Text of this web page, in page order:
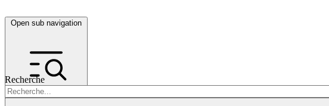
Open sub navigation
Recherche